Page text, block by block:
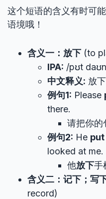
这个短语的含义有时可
语境哦！
含义一：放下 (to
IPA: /pʊt
中文释义: 放下
例句1: Please
there.
请把你的
例句2: He
looked at me.
他放下手
含义二：记下；写
record)